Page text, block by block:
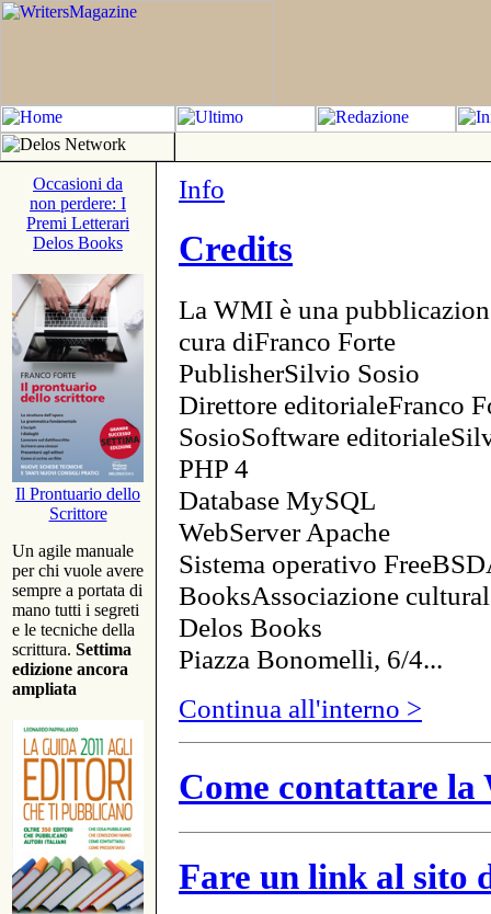
Occasioni da
non perdere: I
Premi Letterari
Delos Books
Il Prontuario dello
Scrittore
Un agile manuale
per chi vuole avere
sempre a portata di
mano tutti i segreti
e le tecniche della
scrittura. Settima
edizione ancora
ampliata
Info
Credits
La WMI è una
cura diFranco Forte
PublisherSilvio Sosio
Direttore editorialeFranco
SosioSoftware
PHP 4
Database MySQL
WebServer Apache
Sistema operativo
BooksAssociazione
Delos Books
Piazza Bonomelli, 6/4...
Continua all'interno >
Come contattare
Fare un link al sito